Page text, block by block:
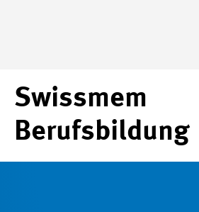
Swissmem
Berufsbildung